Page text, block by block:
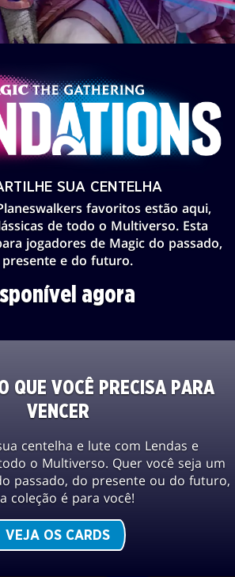
SUA CENTELHA
favoritos estão aqui,
de todo o Multiverso. Esta
jogadores de Magic do passado,
e do futuro.
agora
QUE VOCÊ PRECISA PARA
VENCER
centelha e lute com Lendas e
o Multiverso. Quer você seja um
passado, do presente ou do futuro,
coleção é para você!
VEJA OS CARDS